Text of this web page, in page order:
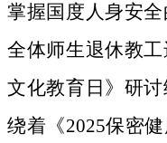
掌握国度人身安
全体师生退休教
文化教育日》研
绕着《2025保密